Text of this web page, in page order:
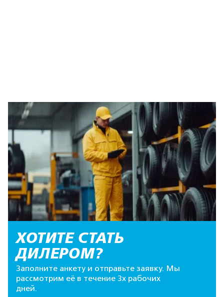
ХОТИТЕ СТАТЬ
ДИЛЕРОМ?
Заполните анкету и отправьте заявку. Мы
рассмотрим её в течение 3х рабочих
дней.